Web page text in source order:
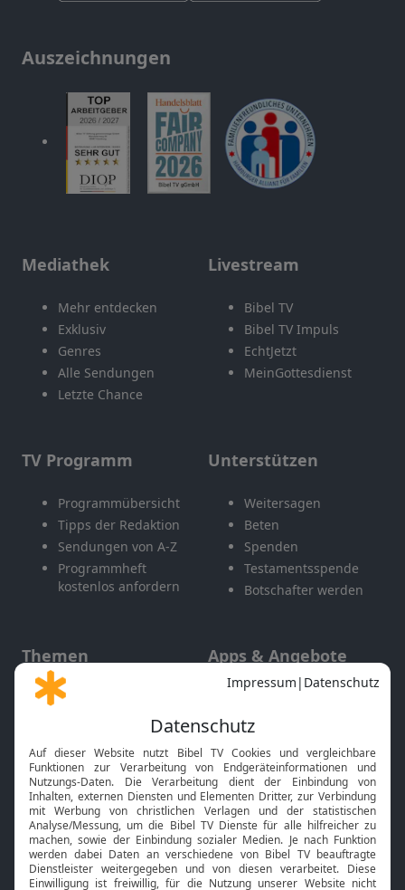
Auszeichnungen
Mediathek
Mehr entdecken
Exklusiv
Genres
Alle Sendungen
Letzte Chance
Livestream
Bibel TV
Bibel TV Impuls
EchtJetzt
MeinGottesdienst
TV Programm
Programmübersicht
Tipps der Redaktion
Sendungen von A-Z
Programmheft
kostenlos anfordern
Unterstützen
Weitersagen
Beten
Spenden
Testamentsspende
Botschafter werden
Themen
Gott und Bibel erklärt
Neuigkeiten
Apps & Angebote
Mobile App
Smart TV
HbbTV
Bibelthek Online-Bibel
Nächster Gottesdienst